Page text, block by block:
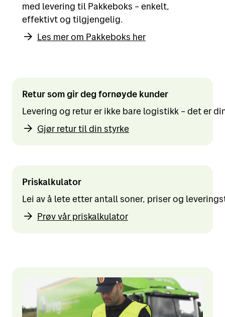
med levering til Pakkeboks – enkelt,
effektivt og tilgjengelig.
Les mer om Pakkeboks her
Retur som gir deg fornøyde kunder
Levering og retur er ikke bare logistikk – det er
Gjør retur til din styrke
Priskalkulator
Lei av å lete etter antall soner, priser og
Prøv vår priskalkulator